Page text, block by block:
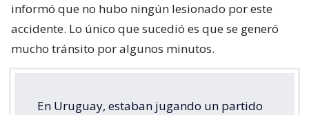
informó que no hubo ningún lesionado por este
accidente. Lo único que sucedió es que se generó
mucho tránsito por algunos minutos.
En Uruguay, estaban jugando un partido